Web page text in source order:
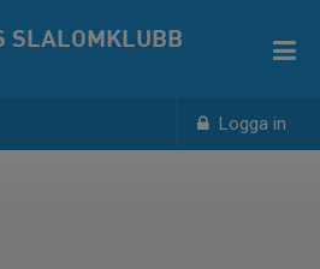
Logga in
SLALOMKLUBB